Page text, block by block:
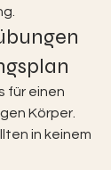
für einen
Körper.
in keinem